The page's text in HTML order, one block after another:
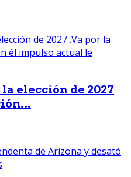
elección de 2027